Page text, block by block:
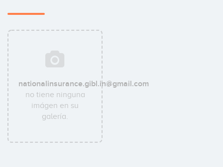
nationalinsurance.gibl.in@gmail.com
no tiene ninguna
imágen en su
galería.